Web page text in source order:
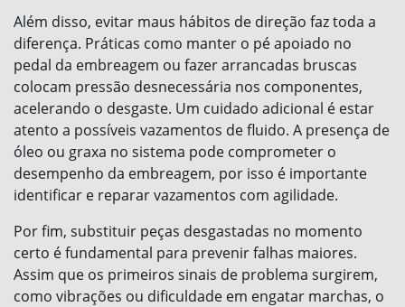
Além disso, evitar maus hábitos de direção faz toda a
diferença. Práticas como manter o pé apoiado no
pedal da embreagem ou fazer arrancadas bruscas
colocam pressão desnecessária nos componentes,
acelerando o desgaste. Um cuidado adicional é estar
atento a possíveis vazamentos de fluido. A presença de
óleo ou graxa no sistema pode comprometer o
desempenho da embreagem, por isso é importante
identificar e reparar vazamentos com agilidade.
Por fim, substituir peças desgastadas no momento
certo é fundamental para prevenir falhas maiores.
Assim que os primeiros sinais de problema surgirem,
como vibrações ou dificuldade em engatar marchas, o